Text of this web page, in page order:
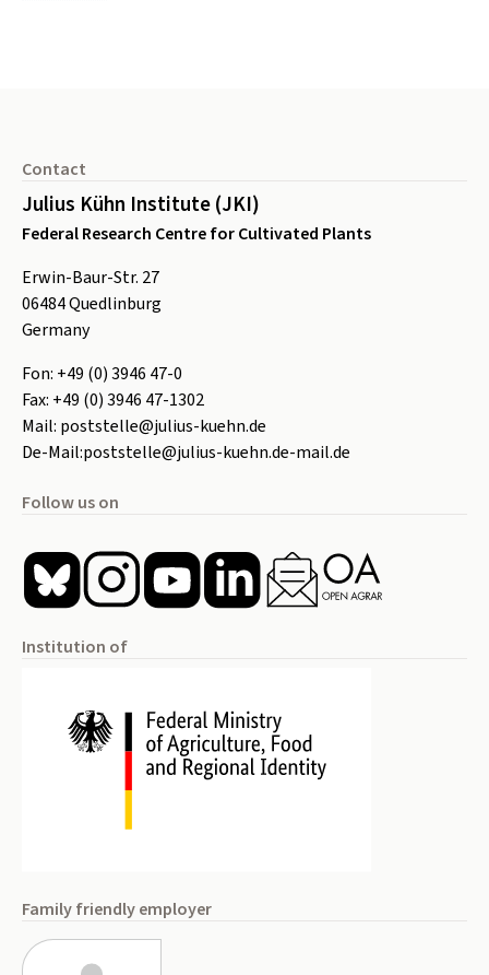
Contact
Julius Kühn Institute (JKI)
Federal Research Centre for Cultivated Plants
Erwin-Baur-Str. 27
06484Quedlinburg
Germany
Fon: +49 (0) 3946 47-0
Fax: +49 (0) 3946 47-1302
Mail: poststelle@julius-kuehn.de
De-Mail:poststelle@julius-kuehn.de-mail.de
Follow us on
Institution of
Family friendly employer